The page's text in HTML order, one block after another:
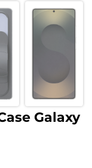
Galaxy